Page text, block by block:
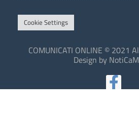
Cookie Settings
COMUNICATI ONLINE © 2021
Design by